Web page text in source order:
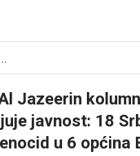
Jazeerin
javnost: 18
u 6 općina